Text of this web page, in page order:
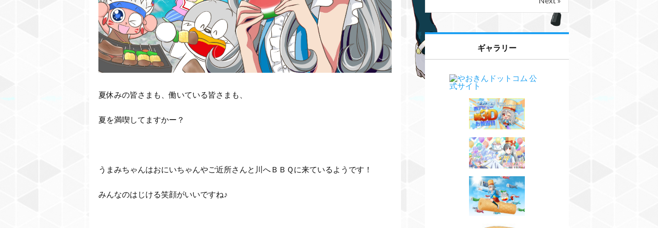
夏休みの皆さまも、働いている皆さまも、
夏を満喫してますかー？
うまみちゃんはおにいちゃんやご近所さんと川へＢＢＱに来ているようです！
みんなのはじける笑顔がいいですね♪
ギャラリー